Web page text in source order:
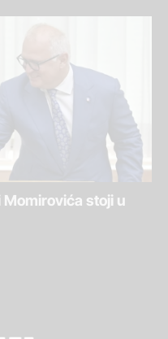
Momirovića stoji u